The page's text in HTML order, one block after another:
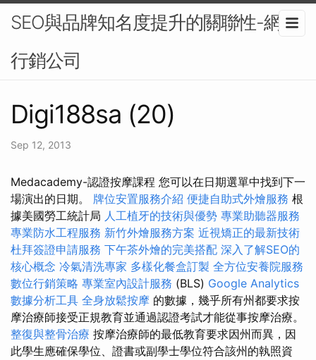
SEO與品牌知名度提升的關聯性-網路
行銷公司
Digi188sa (20)
Sep 12, 2013
Medacademy-認證按摩課程 您可以在日期選單中找到下一
場演出的日期。 牌位安置服務介紹 便捷自助式外燴服務 根
據美國勞工統計局 人工植牙的技術與優勢 專業助聽器服務
專業防水工程服務 新竹外燴服務方案 近視矯正的最新技術
杜拜簽證申請服務 下午茶外燴的完美搭配 深入了解SEO的
核心概念 冷氣清洗專家 多樣化餐盒訂製 全方位安養院服務
數位行銷策略 專業室內設計服務 (BLS) Google Analytics
數據分析工具 全身放鬆按摩 的數據，幾乎所有州都要求按
摩治療師接受正規教育並通過認證考試才能從事按摩治療。
整復與整骨治療 按摩治療師的最低教育要求因州而異，因
此學生應確保學位、證書或副學士學位符合該州的執照資